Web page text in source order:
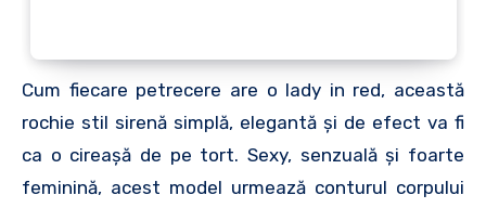
Cum fiecare petrecere are o lady in red, această
rochie stil sirenă simplă, elegantă și de efect va fi
ca o cireașă de pe tort. Sexy, senzuală și foarte
feminină, acest model urmează conturul corpului